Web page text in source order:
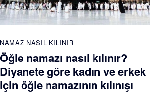
NAMAZ NASIL KILINIR
Öğle namazı nasıl kılınır?
Diyanete göre kadın ve erkek
için öğle namazının kılınışı